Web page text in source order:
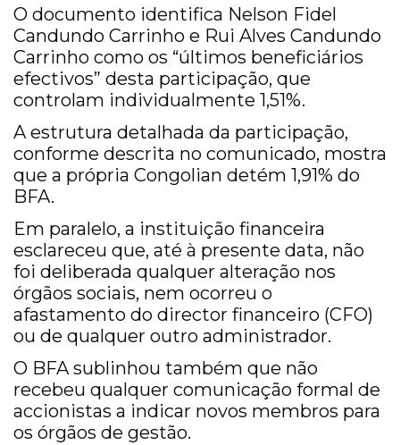
O documento identifica Nelson Fidel
Candundo Carrinho e Rui Alves Candundo
Carrinho como os “últimos beneficiários
efectivos” desta participação, que
controlam individualmente 1,51%.
A estrutura detalhada da participação,
conforme descrita no comunicado, mostra
que a própria Congolian detém 1,91% do
BFA.
Em paralelo, a instituição financeira
esclareceu que, até à presente data, não
foi deliberada qualquer alteração nos
órgãos sociais, nem ocorreu o
afastamento do director financeiro (CFO)
ou de qualquer outro administrador.
O BFA sublinhou também que não
recebeu qualquer comunicação formal de
accionistas a indicar novos membros para
os órgãos de gestão.